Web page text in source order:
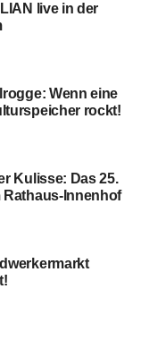
live in der
Wenn eine
rockt!
Kulis­se: Das 25.
Rathaus-Innenhof